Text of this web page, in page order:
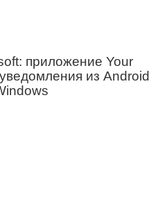
приложение Your
из Android